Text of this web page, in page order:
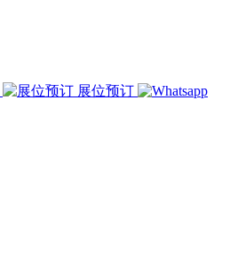
展位预订